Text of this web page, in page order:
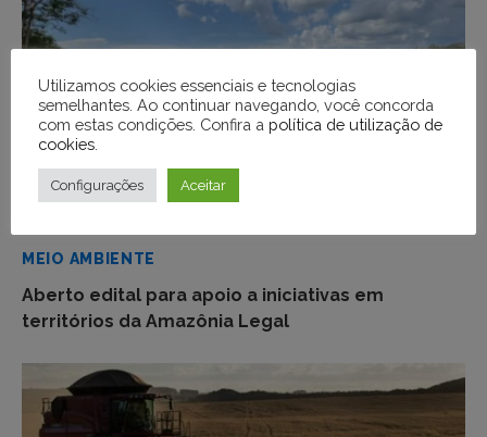
MEIO AMBIENTE
Aberto edital para apoio a iniciativas em
territórios da Amazônia Legal
Utilizamos cookies essenciais e tecnologias
semelhantes. Ao continuar navegando, você concorda
com estas condições. Confira a política de utilização de
cookies
Configurações Aceitar